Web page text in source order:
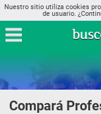
Nuestro sitio utiliza cookies
de usuario.
Compará